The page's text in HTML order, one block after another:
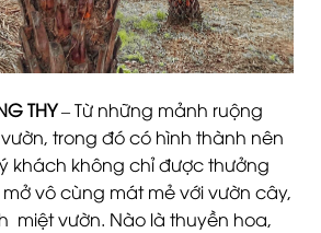
THY– Từ những mảnh ruộng
trong đó có hình thành nên
khách không chỉ được thưởng
vô cùng mát mẻ với vườn cây,
miệt vườn. Nào là thuyền hoa,